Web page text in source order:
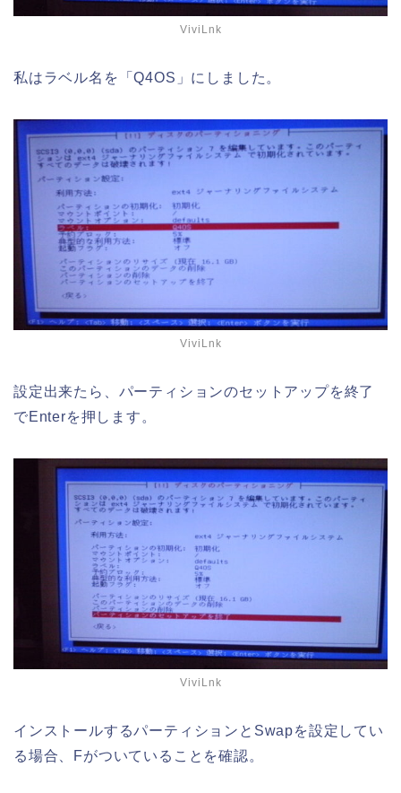
ViviLnk
私はラベル名を「Q4OS」にしました。
ViviLnk
設定出来たら、パーティションのセットアップを終了
でEnterを押します。
ViviLnk
インストールするパーティションとSwapを設定してい
る場合、Fがついていることを確認。